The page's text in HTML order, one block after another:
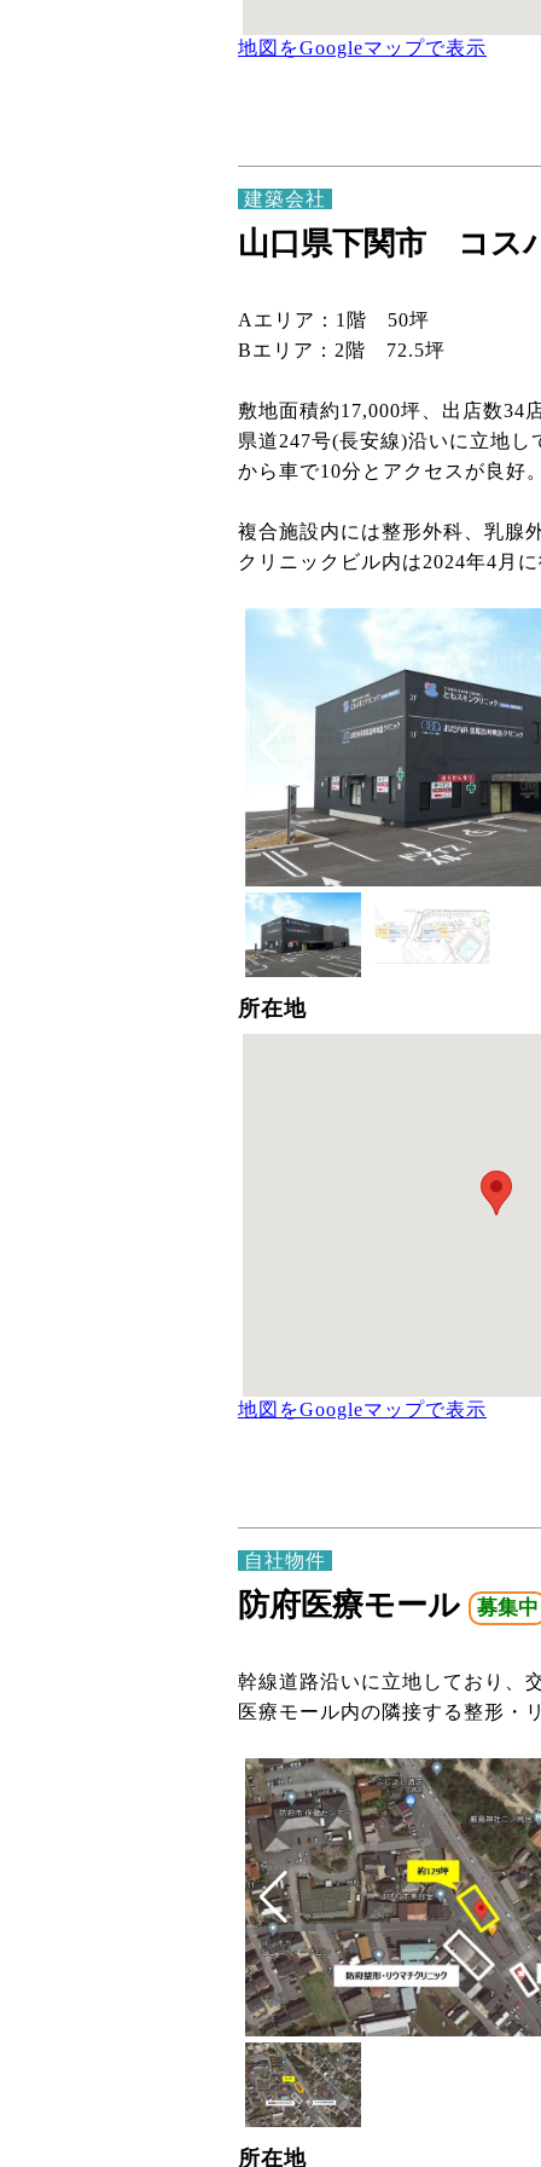
地図をGoogleマップで表示
建築会社
山口県下関市 コス
Aエリア：1階 50坪
Bエリア：2階 72.5坪
敷地面積約17,000坪、出店数34
県道247号(長安線)沿いに立地
から車で10分とアクセスが良好
複合施設内には整形外科、乳腺
クリニックビル内は2024年4月
所在地
地図をGoogleマップで表示
自社物件
防府医療モール 募集中
幹線道路沿いに立地しており、
医療モール内の隣接する整形・
所在地